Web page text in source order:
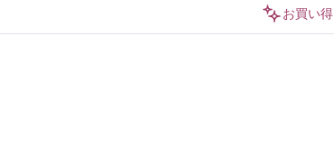
お買い得